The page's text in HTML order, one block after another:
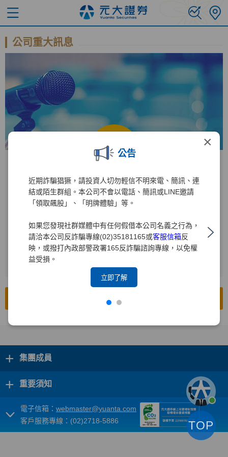
×
公告
近期詐騙猖獗，請投資人切勿輕信不明來電、簡訊、連
結或陌生群組。本公司不會以電話、簡訊或LINE邀請
「領取飆股」、「明牌體驗」等。
如果您發現社群媒體中有任何假借本公司名義之行為，
請洽本公司反詐騙專線(02)35181165或客服信箱反
映，或撥打內政部警政署165反詐騙諮詢專線，以免權
益受損。
立即了解
公司重大訊息
公開資訊觀測站
進入公開資訊觀測站後
1 輸入公司代碼：2885
2
輸入查詢年度
前往公開資訊觀測站
+ 集團成員
+ 重要須知
電子信箱： webmaster@yuanta.com
客戶服務專線：(02)2718-5886
TOP